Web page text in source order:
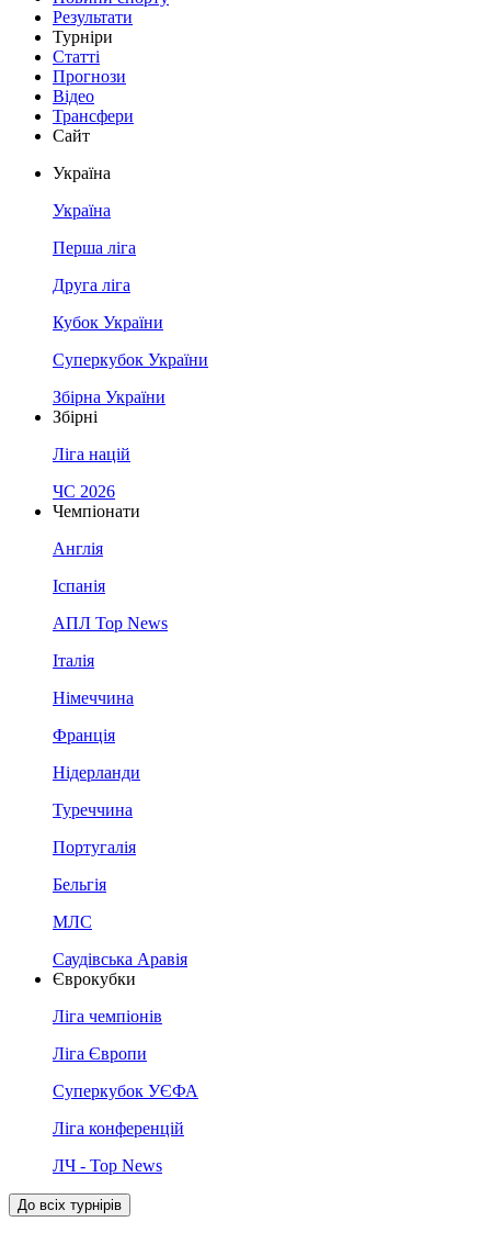
Результати
Турніри
Статті
Прогнози
Відео
Трансфери
Сайт
Україна
Україна
Перша ліга
Друга ліга
Кубок України
Суперкубок України
Збірна України
Збірні
Ліга націй
ЧС 2026
Чемпіонати
Англія
Іспанія
АПЛ Top News
Італія
Німеччина
Франція
Нідерланди
Туреччина
Португалія
Бельгія
МЛС
Саудівська Аравія
Єврокубки
Ліга чемпіонів
Ліга Європи
Суперкубок УЄФА
Ліга конференцій
ЛЧ - Top News
До всіх турнірів